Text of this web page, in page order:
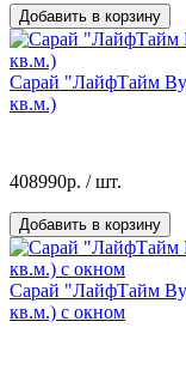
Добавить в корзину
Сарай "ЛайфТайм
кв.м.)
408990р. / шт.
Добавить в корзину
Сарай "ЛайфТайм
кв.м.) с окном